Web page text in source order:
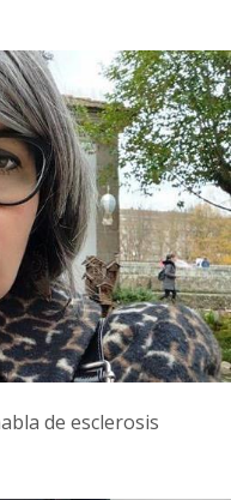
de esclerosis